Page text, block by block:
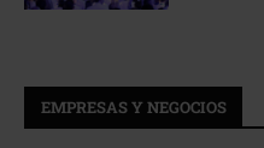
EMPRESAS Y NEGOCIOS